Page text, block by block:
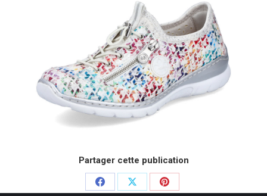
Partager cette publication
PartagerPartagerPartager